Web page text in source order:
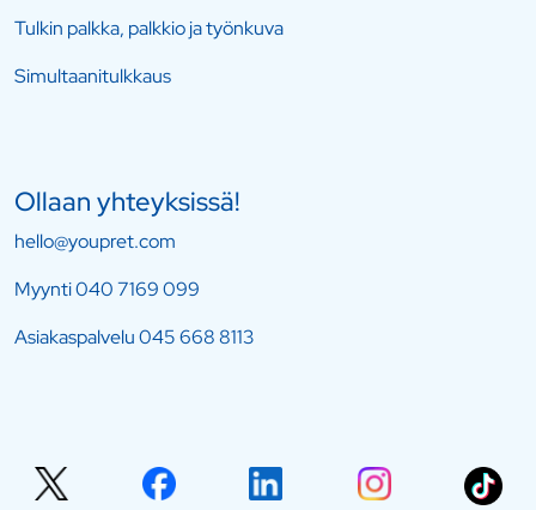
Tulkin palkka, palkkio ja työnkuva
Simultaanitulkkaus
Ollaan yhteyksissä!
hello@youpret.com
Myynti040 7169 099
Asiakaspalvelu045 668 8113